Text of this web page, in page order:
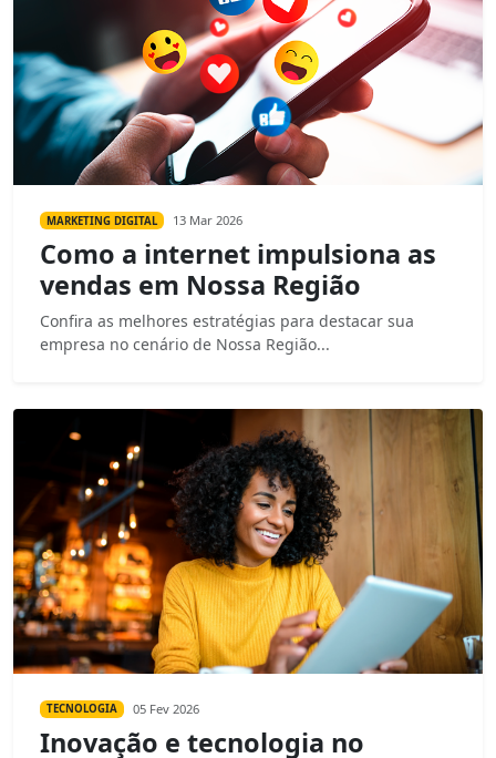
MARKETING DIGITAL 13 Mar 2026
Como a internet impulsiona as
vendas em Nossa Região
Confira as melhores estratégias para destacar sua
empresa no cenário de Nossa Região...
TECNOLOGIA 05 Fev 2026
Inovação e tecnologia no